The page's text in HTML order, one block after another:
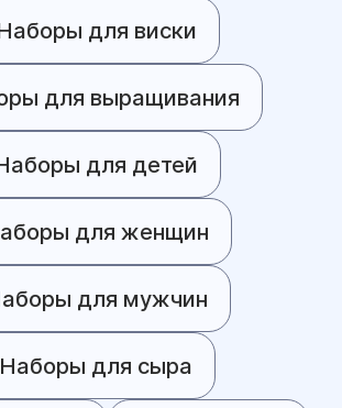
для виски
для выращивания
для детей
для женщин
для мужчин
Наборы для сыра